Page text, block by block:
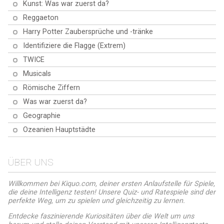
Kunst: Was war zuerst da?
Reggaeton
Harry Potter Zaubersprüche und -tränke
Identifiziere die Flagge (Extrem)
TWICE
Musicals
Römische Ziffern
Was war zuerst da?
Geographie
Ozeanien Hauptstädte
ÜBER UNS
Willkommen bei Kiquo.com, deiner ersten Anlaufstelle für Spiele,
die deine Intelligenz testen! Unsere Quiz- und Ratespiele sind der
perfekte Weg, um zu spielen und gleichzeitig zu lernen.
Entdecke faszinierende Kuriositäten über die Welt um uns